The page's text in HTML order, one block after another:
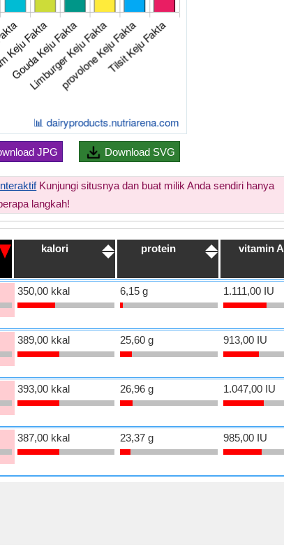
JPG Download SVG
Kunjungi situsnya dan buat milik Anda sendiri hanya
langkah!
kalori protein vitamin A
350,00 kkal 6,15 g 1.111,00 IU
389,00 kkal 25,60 g 913,00 IU
393,00 kkal 26,96 g 1.047,00 IU
387,00 kkal 23,37 g 985,00 IU